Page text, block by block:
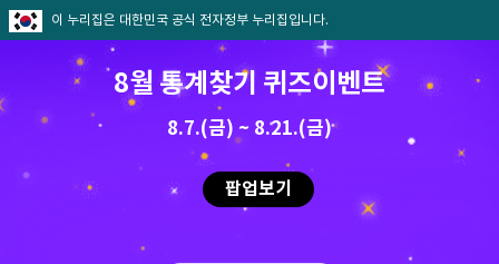
이 누리집은 대한민국 공식 전자정부 누리집입니다.
2026.7.29 ~ 8.7
8월 통계찾기 퀴즈이벤트
8.7.(금) ~ 8.21.(금)
팝업보기